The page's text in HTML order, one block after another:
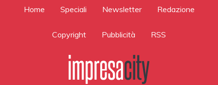
Home Speciali Newsletter Redazione
Copyright Pubblicità RSS